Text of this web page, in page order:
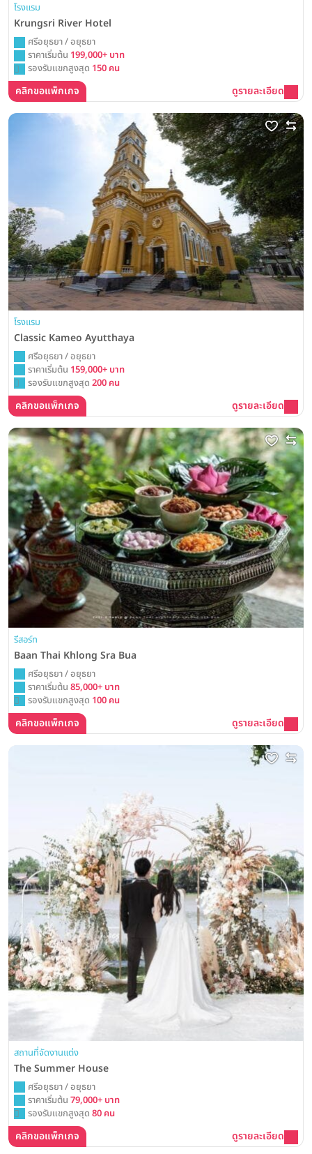
โรงแรม
Krungsri River Hotel
ศรีอยุธยา / อยุธยา
ราคาเริ่มต้น 199,000+ บาท
รองรับแขกสูงสุด 150 คน
คลิกขอแพ็กเกจ ดูรายละเอียด
โรงแรม
Classic Kameo Ayutthaya
ศรีอยุธยา / อยุธยา
ราคาเริ่มต้น 159,000+ บาท
รองรับแขกสูงสุด 200 คน
คลิกขอแพ็กเกจ ดูรายละเอียด
รีสอร์ท
Baan Thai Khlong Sra Bua
ศรีอยุธยา / อยุธยา
ราคาเริ่มต้น 85,000+ บาท
รองรับแขกสูงสุด 100 คน
คลิกขอแพ็กเกจ ดูรายละเอียด
สถานที่จัดงานแต่ง
The Summer House
ศรีอยุธยา / อยุธยา
ราคาเริ่มต้น 79,000+ บาท
รองรับแขกสูงสุด 80 คน
คลิกขอแพ็กเกจ ดูรายละเอียด